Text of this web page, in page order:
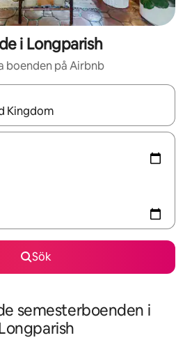
i Longparish
boenden på Airbnb
kan du navigera med upp- och
Sök
semesterboenden i